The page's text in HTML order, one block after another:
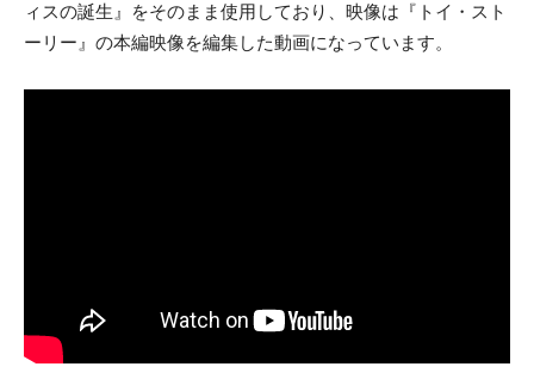
ィスの誕生』をそのまま使用しており、映像は『トイ・スト
ーリー』の本編映像を編集した動画になっています。